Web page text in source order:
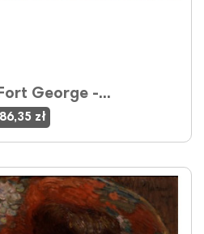
George -...
86,35 zł